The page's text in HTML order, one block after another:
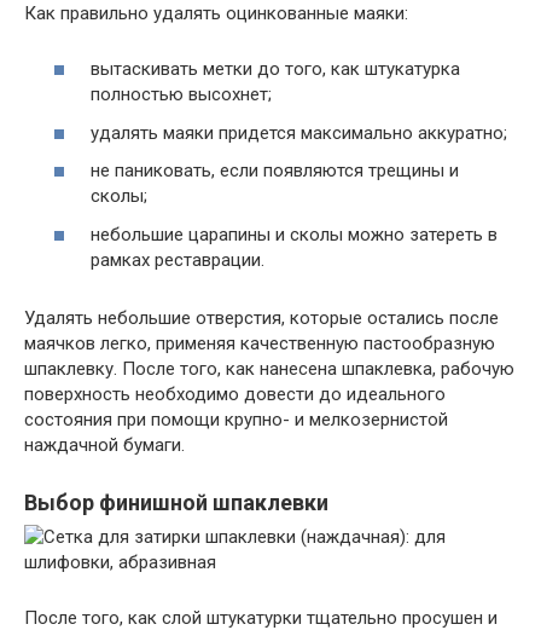
Как правильно удалять оцинкованные маяки:
вытаскивать метки до того, как штукатурка
полностью высохнет;
удалять маяки придется максимально аккуратно;
не паниковать, если появляются трещины и
сколы;
небольшие царапины и сколы можно затереть в
рамках реставрации.
Удалять небольшие отверстия, которые остались после
маячков легко, применяя качественную пастообразную
шпаклевку. После того, как нанесена шпаклевка, рабочую
поверхность необходимо довести до идеального
состояния при помощи крупно- и мелкозернистой
наждачной бумаги.
Выбор финишной шпаклевки
После того, как слой штукатурки тщательно просушен и